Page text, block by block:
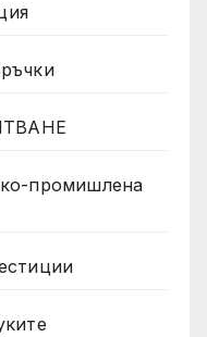
промишлена